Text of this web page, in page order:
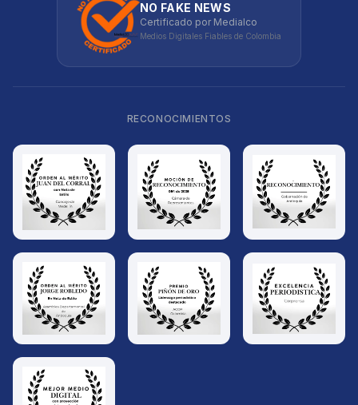
NO FAKE NEWS
Certificado por Medialco
Medios Digitales Fiables de Colombia
RECONOCIMIENTOS